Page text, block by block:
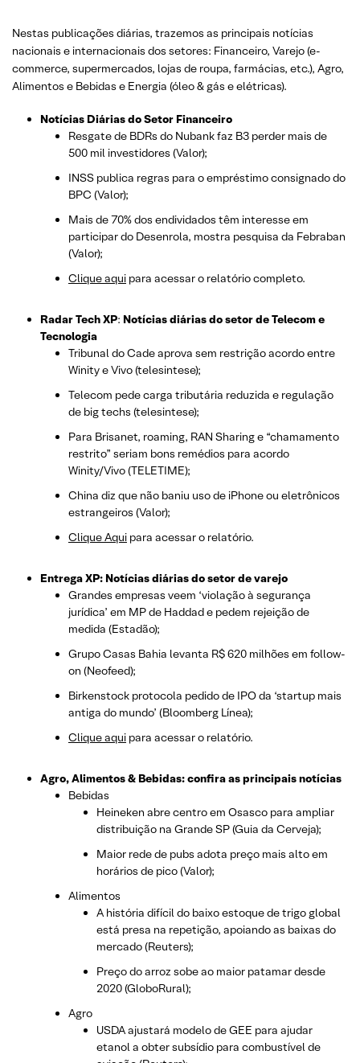
Nestas publicações diárias, trazemos as principais notícias
nacionais e internacionais dos setores: Financeiro, Varejo(e-
commerce, supermercados, lojas de roupa, farmácias, etc.), Agro,
Alimentos e Bebidas e Energia (óleo & gás e elétricas).
Notícias Diárias do Setor Financeiro
Resgate de BDRs do Nubank faz B3 perder mais de
500 mil investidores (Valor);
INSS publica regras para o empréstimo consignado do
BPC (Valor);
Mais de 70% dos endividados têm interesse em
participar do Desenrola, mostra pesquisa da Febraban
(Valor);
Clique aqui para acessar o relatório completo.
Radar Tech XP: Notícias diárias do setor de Telecom e
Tecnologia
Tribunal do Cade aprova sem restrição acordo entre
Winity e Vivo (telesintese);
Telecom pede carga tributária reduzida e regulação
de big techs (telesintese);
Para Brisanet, roaming, RAN Sharing e “chamamento
restrito” seriam bons remédios para acordo
Winity/Vivo (TELETIME);
China diz que não baniu uso de iPhone ou eletrônicos
estrangeiros (Valor);
Clique Aqui para acessar o relatório.
Entrega XP: Notícias diárias do setor de varejo
Grandes empresas veem ‘violação à segurança
jurídica’ em MP de Haddad e pedem rejeição de
medida (Estadão);
Grupo Casas Bahia levanta R$ 620 milhões em follow-
on (Neofeed);
Birkenstock protocola pedido de IPO da ‘startup mais
antiga do mundo’ (Bloomberg Línea);
Clique aqui para acessar o relatório.
Agro, Alimentos & Bebidas: confira as principais notícias
Bebidas
Heineken abre centro em Osasco para ampliar
distribuição na Grande SP (Guia da Cerveja);
Maior rede de pubs adota preço mais alto em
horários de pico (Valor);
Alimentos
A história difícil do baixo estoque de trigo global
está presa na repetição, apoiando as baixas do
mercado (Reuters);
Preço do arroz sobe ao maior patamar desde
2020 (GloboRural);
Agro
USDA ajustará modelo de GEE para ajudar
etanol a obter subsídio para combustível de